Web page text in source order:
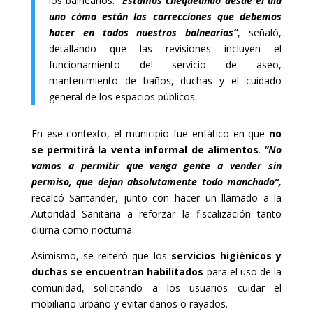
uno cómo están las correcciones que debemos
hacer en todos nuestros balnearios”, señaló,
detallando que las revisiones incluyen el
funcionamiento del servicio de aseo,
mantenimiento de baños, duchas y el cuidado
general de los espacios públicos.
En ese contexto, el municipio fue enfático en que no
se permitirá la venta informal de alimentos. “No
vamos a permitir que venga gente a vender sin
permiso, que dejan absolutamente todo manchado”,
recalcó Santander, junto con hacer un llamado a la
Autoridad Sanitaria a reforzar la fiscalización tanto
diurna como nocturna.
Asimismo, se reiteró que los servicios higiénicos y
duchas se encuentran habilitados para el uso de la
comunidad, solicitando a los usuarios cuidar el
mobiliario urbano y evitar daños o rayados.